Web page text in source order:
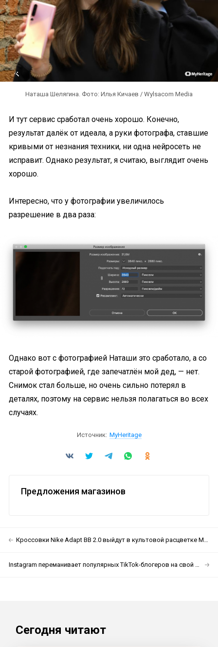
Наташа Шелягина. Фото: Илья Кичаев / Wylsacom Media
И тут сервис сработал очень хорошо. Конечно,
результат далёк от идеала, а руки фотографа, ставшие
кривыми от незнания техники, ни одна нейросеть не
исправит. Однако результат, я считаю, выглядит очень
хорошо.
Интересно, что у фотографии увеличилось
разрешение в два раза:
Однако вот с фотографией Наташи это сработало, а со
старой фотографией, где запечатлён мой дед, — нет.
Снимок стал больше, но очень сильно потерял в
деталях, поэтому на сервис нельзя полагаться во всех
случаях.
Источник: MyHeritage
Предложения магазинов
Кроссовки Nike Adapt BB 2.0 выйдут в культовой расцветке Mag
Instagram переманивает популярных TikTok-блогеров на свой новый сервис
Сегодня читают